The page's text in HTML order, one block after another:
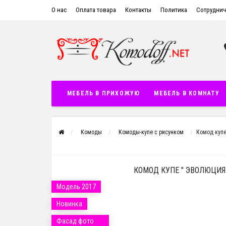
О нас Оплата товара Контакты Политика
МЕБЕЛЬ В ПРИХОЖУЮ МЕБЕЛЬ В КОМНАТУ
Комоды Комоды-купе с рисунком Комод
КОМОД КУПЕ " ЭВОЛЮЦИЯ
Модель 2017
Новинка
Фасад фото